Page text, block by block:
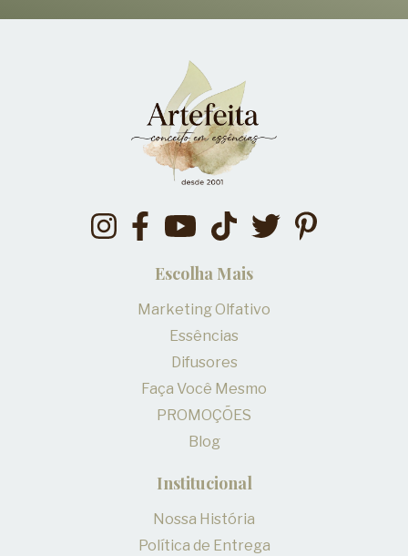
Escolha Mais
Marketing Olfativo
Essências
Difusores
Faça Você Mesmo
PROMOÇÕES
Blog
Institucional
Nossa História
Política de Entrega